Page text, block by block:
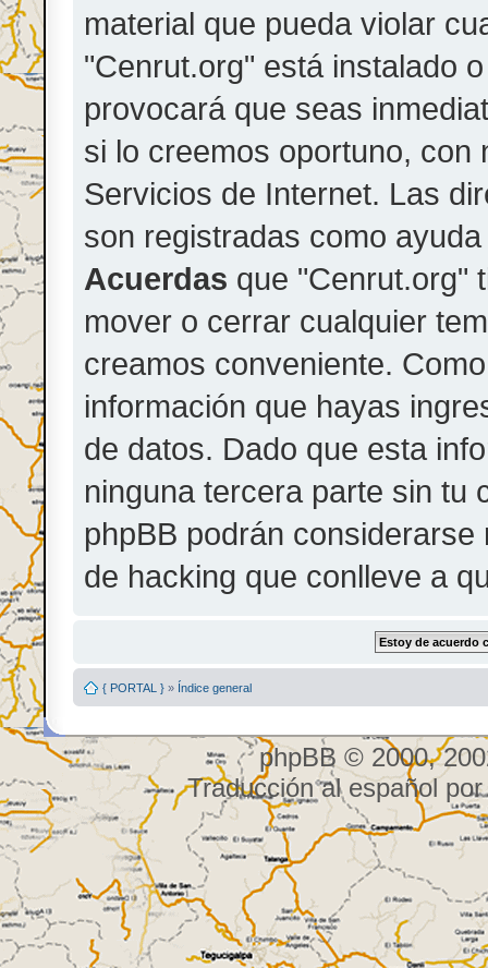
material que pueda violar
"Cenrut.org" está instalado
provocará que seas
si lo creemos oportuno, con
Servicios de Internet. Las
son registradas como
Acuerdas que "Cenrut.org"
mover o cerrar cualquier
creamos conveniente.
información que hayas
de datos. Dado que esta
ninguna tercera parte sin tu
phpBB podrán
de hacking que conlleve a
{ PORTAL } » Índice general
phpBB © 2000,
Traducción al español